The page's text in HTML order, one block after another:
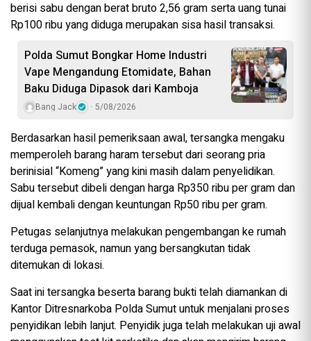
berisi sabu dengan berat bruto 2,56 gram serta uang tunai
Rp100 ribu yang diduga merupakan sisa hasil transaksi.
Polda Sumut Bongkar Home Industri
Vape Mengandung Etomidate, Bahan
Baku Diduga Dipasok dari Kamboja
Bang Jack 5/08/2026
Berdasarkan hasil pemeriksaan awal, tersangka mengaku
memperoleh barang haram tersebut dari seorang pria
berinisial “Komeng” yang kini masih dalam penyelidikan.
Sabu tersebut dibeli dengan harga Rp350 ribu per gram dan
dijual kembali dengan keuntungan Rp50 ribu per gram.
Petugas selanjutnya melakukan pengembangan ke rumah
terduga pemasok, namun yang bersangkutan tidak
ditemukan di lokasi.
Saat ini tersangka beserta barang bukti telah diamankan di
Kantor Ditresnarkoba Polda Sumut untuk menjalani proses
penyidikan lebih lanjut. Penyidik juga telah melakukan uji awal